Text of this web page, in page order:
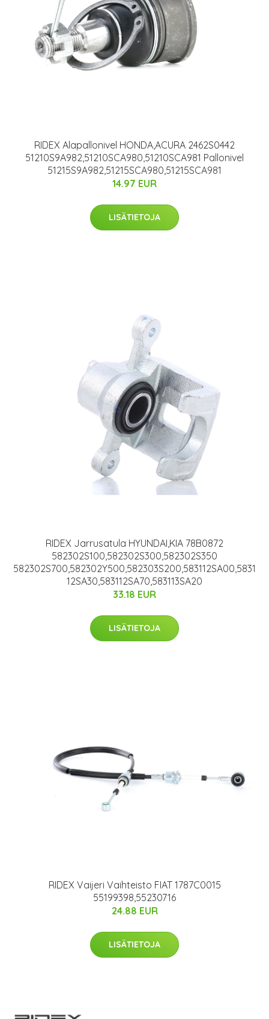
RIDEX Alapallonivel HONDA,ACURA 2462S0442
51210S9A982,51210SCA980,51210SCA981 Pallonivel
51215S9A982,51215SCA980,51215SCA981
14.97 EUR
LISÄTIETOJA
RIDEX Jarrusatula HYUNDAI,KIA 78B0872
582302S100,582302S300,582302S350
582302S700,582302Y500,582303S200,583112SA00,5831
12SA30,583112SA70,583113SA20
33.18 EUR
LISÄTIETOJA
RIDEX Vaijeri Vaihteisto FIAT 1787C0015
55199398,55230716
24.88 EUR
LISÄTIETOJA